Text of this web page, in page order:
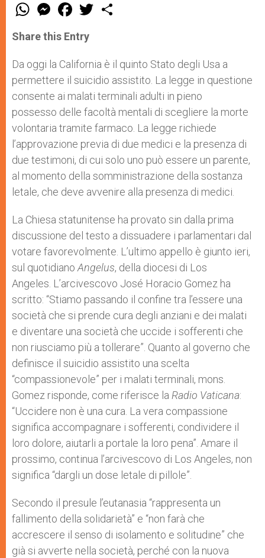
W
t
s
p
p
M
e
s
e
g
e
r
F
a
e
b
o
k
w
r
Share this Entry
Da oggi la California è il quinto Stato degli Usa a
permettere il suicidio assistito. La legge in questione
consente ai malati terminali adulti in pieno
possesso delle facoltà mentali di scegliere la morte
volontaria tramite farmaco. La legge richiede
l’approvazione previa di due medici e la presenza di
due testimoni, di cui solo uno può essere un parente,
al momento della somministrazione della sostanza
letale, che deve avvenire alla presenza di medici.
La Chiesa statunitense ha provato sin dalla prima
discussione del testo a dissuadere i parlamentari dal
votare favorevolmente. L’ultimo appello è giunto ieri,
sul quotidiano Angelus, della diocesi di Los
Angeles. L’arcivescovo José Horacio Gomez ha
scritto: “Stiamo passando il confine tra l’essere una
società che si prende cura degli anziani e dei malati
e diventare una società che uccide i sofferenti che
non riusciamo più a tollerare”. Quanto al governo che
definisce il suicidio assistito una scelta
“compassionevole” per i malati terminali, mons.
Gomez risponde, come riferisce la Radio Vaticana:
“Uccidere non è una cura. La vera compassione
significa accompagnare i sofferenti, condividere il
loro dolore, aiutarli a portale la loro pena”. Amare il
prossimo, continua l’arcivescovo di Los Angeles, non
significa “dargli un dose letale di pillole”.
Secondo il presule l’eutanasia “rappresenta un
fallimento della solidarietà” e “non farà che
accrescere il senso di isolamento e solitudine” che
già si avverte nella società, perché con la nuova